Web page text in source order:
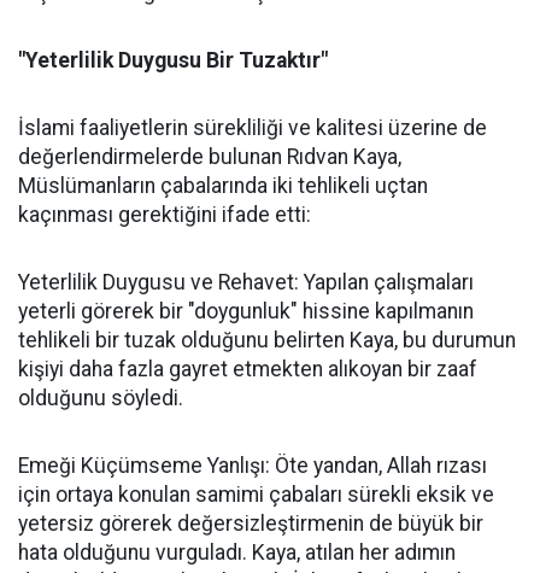
"Yeterlilik Duygusu Bir Tuzaktır"
İslami faaliyetlerin sürekliliği ve kalitesi üzerine de
değerlendirmelerde bulunan Rıdvan Kaya,
Müslümanların çabalarında iki tehlikeli uçtan
kaçınması gerektiğini ifade etti:
Yeterlilik Duygusu ve Rehavet: Yapılan çalışmaları
yeterli görerek bir "doygunluk" hissine kapılmanın
tehlikeli bir tuzak olduğunu belirten Kaya, bu durumun
kişiyi daha fazla gayret etmekten alıkoyan bir zaaf
olduğunu söyledi.
Emeği Küçümseme Yanlışı: Öte yandan, Allah rızası
için ortaya konulan samimi çabaları sürekli eksik ve
yetersiz görerek değersizleştirmenin de büyük bir
hata olduğunu vurguladı. Kaya, atılan her adımın